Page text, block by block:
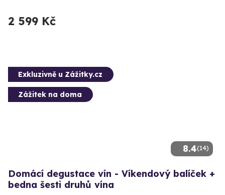
2 599 Kč
8.4(14)
Exkluzivně u Zážitky.cz
Zážitek na doma
Domácí degustace vín - Víkendový balíček +
bedna šesti druhů vína